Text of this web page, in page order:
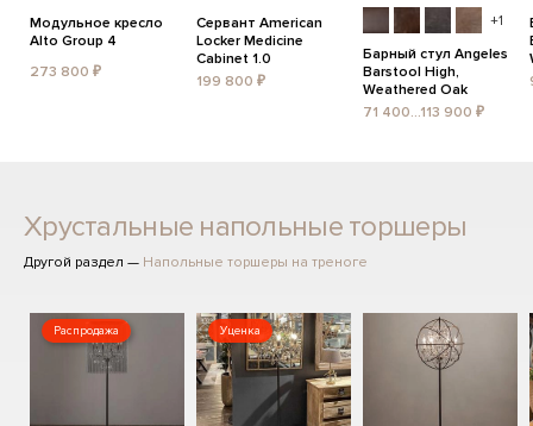
Модульное кресло
Alto Group 4
273 800 ₽
Сервант American
Locker Medicine
Cabinet 1.0
199 800 ₽
+1
Барный стул Angeles
Barstool High,
Weathered Oak
71 400...113 900 ₽
Хрустальные напольные торшеры
Другой раздел — Напольные торшеры на треноге
Распродажа Уценка